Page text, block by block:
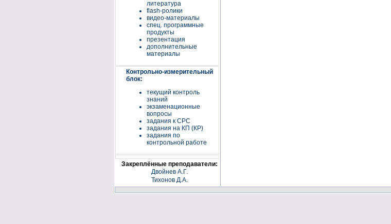
литература
flash-ролики
видео-материалы
спец. программные
продукты
презентация
дополнительные
материалы
Контрольно-измерительный
блок:
текущий контроль
знаний
экзаменационные
вопросы
задания к СРС
задания на КП (КР)
задания по
контрольной работе
Закреплённые преподаватели:
Двойнев А.Г.
Тихонов Д.А.